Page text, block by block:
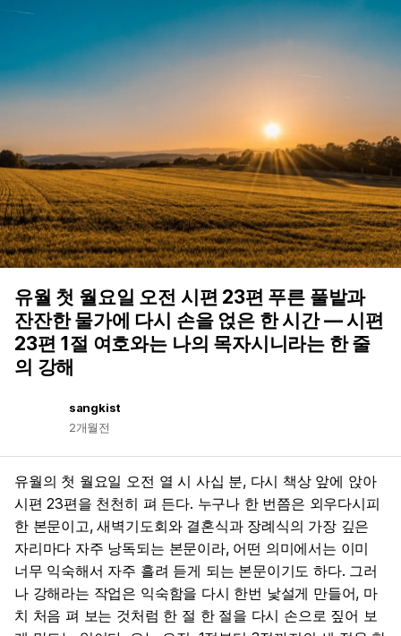
유월 첫 월요일 오전 시편 23편 푸른 풀밭과
잔잔한 물가에 다시 손을 얹은 한 시간 — 시편
23편 1절 여호와는 나의 목자시니라는 한 줄
의 강해
sangkist
2개월전
유월의 첫 월요일 오전 열 시 사십 분, 다시 책상 앞에 앉아
시편 23편을 천천히 펴 든다. 누구나 한 번쯤은 외우다시피
한 본문이고, 새벽기도회와 결혼식과 장례식의 가장 깊은
자리마다 자주 낭독되는 본문이라, 어떤 의미에서는 이미
너무 익숙해서 자주 흘려 듣게 되는 본문이기도 하다. 그러
나 강해라는 작업은 익숙함을 다시 한번 낯설게 만들어, 마
치 처음 펴 보는 것처럼 한 절 한 절을 다시 손으로 짚어 보